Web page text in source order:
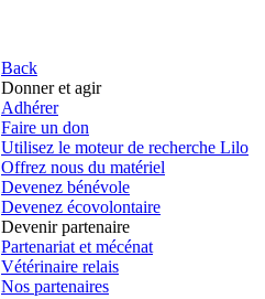
Back
Donner et agir
Adhérer
Faire un don
Utilisez le moteur de recherche Lilo
Offrez nous du matériel
Devenez bénévole
Devenez écovolontaire
Devenir partenaire
Partenariat et mécénat
Vétérinaire relais
Nos partenaires